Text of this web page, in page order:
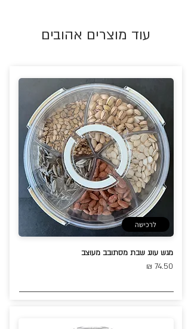
עוד מוצרים אהובים
לרכישה
מגש עונג שבת מסתובב מעוצב
74.50 ₪